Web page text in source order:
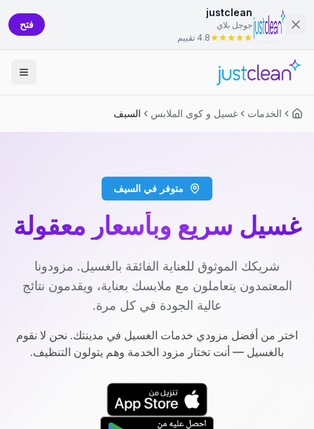
justclean
جوجل بلاي
4.8 تقييم
فتح
الخدمات غسيل و كوى الملابس السيف
متوفر في السيف
غسيل سريع وبأسعار معقولة
شريكك الموثوق للعناية الفائقة بالغسيل. مزودونا
المعتمدون يتعاملون مع ملابسك بعناية، ويقدمون نتائج
عالية الجودة في كل مرة.
اختر من أفضل مزودي خدمات الغسيل في مدينتك. نحن لا نقوم
بالغسيل — أنت تختار مزود الخدمة وهم يتولون التنظيف.